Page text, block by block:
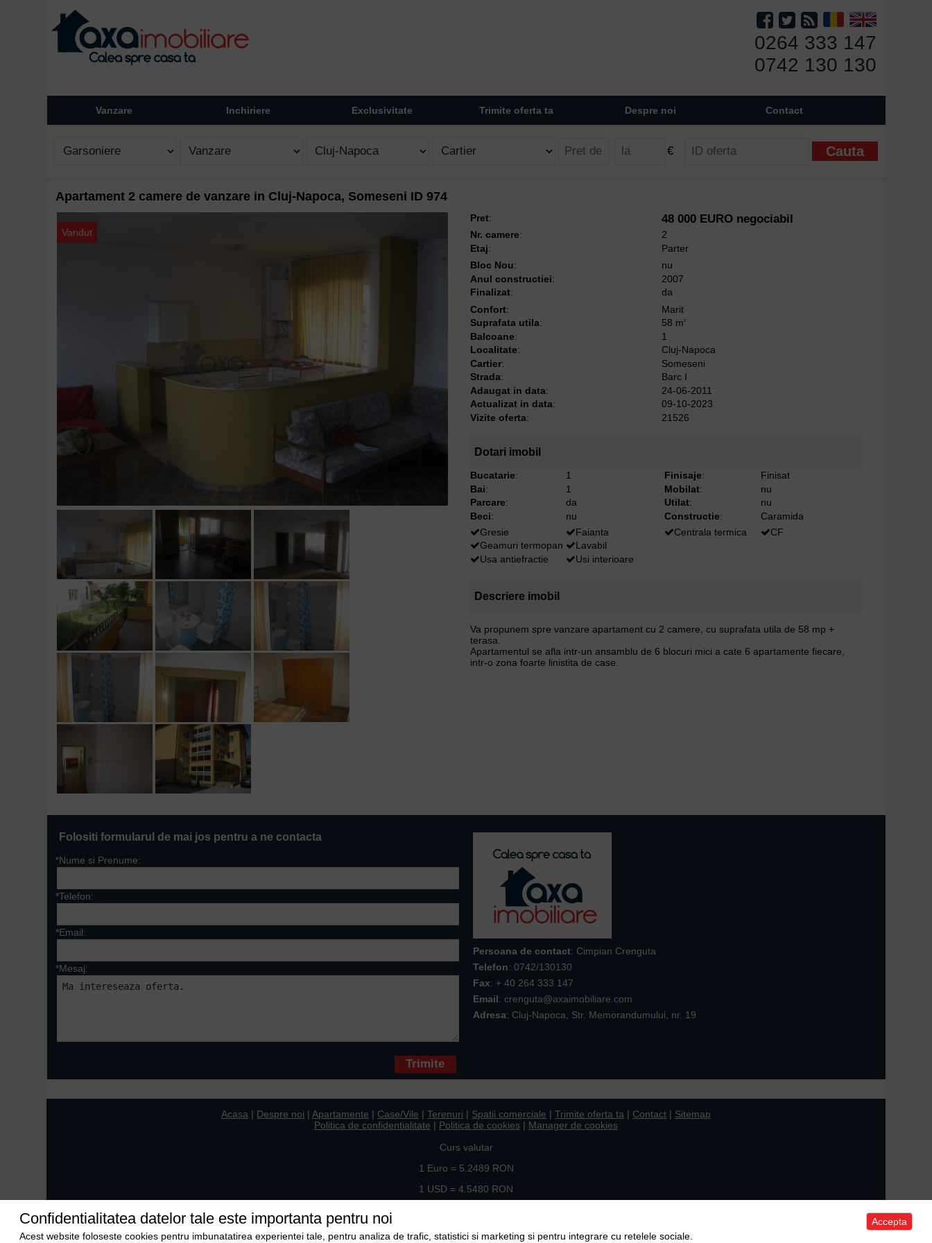
0264 333 147
0742 130 130
Vanzare Inchiriere Exclusivitate Trimite oferta ta Despre noi Contact
€
Apartament 2 camere de vanzare in Cluj-Napoca, Someseni ID 974
Vandut
Pret: 48 000 EURO negociabil
Nr. camere:
2
Etaj:
Parter
Bloc Nou:
nu
Anul constructiei:
2007
Finalizat:
da
Confort:
Marit
Suprafata utila: 58 m2
Balcoane:
1
Localitate:
Cluj-Napoca
Cartier:
Someseni
Strada:
Barc I
Adaugat in data:
24-06-2011
Actualizat in data:
09-10-2023
Vizite oferta: 21526
Dotari imobil
Bucatarie:
1
Bai:
1
Parcare:
da
Beci: nu
Finisaje:
Finisat
Mobilat:
nu
Utilat:
nu
Constructie:
Caramida
Gresie
Faianta
Geamuri termopan
Lavabil
Usa antiefractie
Usi interioare
Centrala termica CF
Descriere imobil
Va propunem spre vanzare apartament cu 2 camere, cu suprafata utila de 58 mp +
terasa.
Apartamentul se afla intr-un ansamblu de 6 blocuri mici a cate 6 apartamente fiecare,
intr-o zona foarte linistita de case.
Folositi formularul de mai jos pentru a ne contacta
*Nume si Prenume:
*Telefon:
*Email:
*Mesaj:
Persoana de contact: Cimpian Crenguta
Telefon: 0742/130130
Fax: + 40 264 333 147
Email: crenguta@axaimobiliare.com
Adresa: Cluj-Napoca, Str. Memorandumului, nr. 19
Acasa | Despre noi | Apartamente | Case/Vile | Terenuri | Spatii comerciale | Trimite oferta ta | Contact | Sitemap
Politica de confidentialitate | Politica de cookies | Manager de cookies
Curs valutar
1 Euro = 5.2489 RON
1 USD = 4.5480 RON
Confidentialitatea datelor tale este importanta pentru noi
Acest website foloseste cookies pentru imbunatatirea experientei tale, pentru analiza de trafic, statistici si marketing si pentru integrare cu retelele sociale.
Accepta